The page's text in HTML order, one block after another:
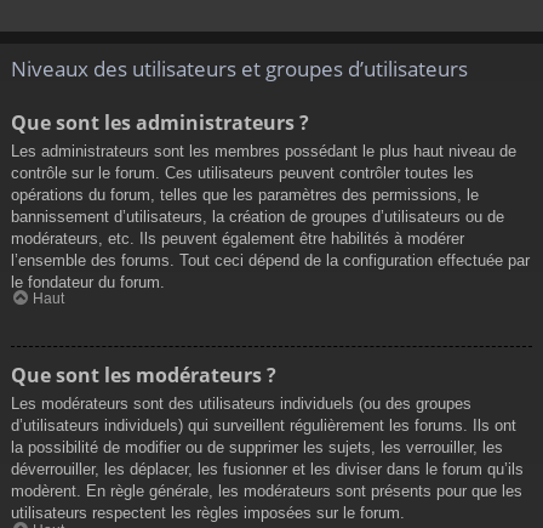
Niveaux des utilisateurs et groupes d’utilisateurs
Que sont les administrateurs ?
Les administrateurs sont les membres possédant le plus haut niveau de
contrôle sur le forum. Ces utilisateurs peuvent contrôler toutes les
opérations du forum, telles que les paramètres des permissions, le
bannissement d’utilisateurs, la création de groupes d’utilisateurs ou de
modérateurs, etc. Ils peuvent également être habilités à modérer
l’ensemble des forums. Tout ceci dépend de la configuration effectuée par
le fondateur du forum.
Haut
Que sont les modérateurs ?
Les modérateurs sont des utilisateurs individuels (ou des groupes
d’utilisateurs individuels) qui surveillent régulièrement les forums. Ils ont
la possibilité de modifier ou de supprimer les sujets, les verrouiller, les
déverrouiller, les déplacer, les fusionner et les diviser dans le forum qu’ils
modèrent. En règle générale, les modérateurs sont présents pour que les
utilisateurs respectent les règles imposées sur le forum.